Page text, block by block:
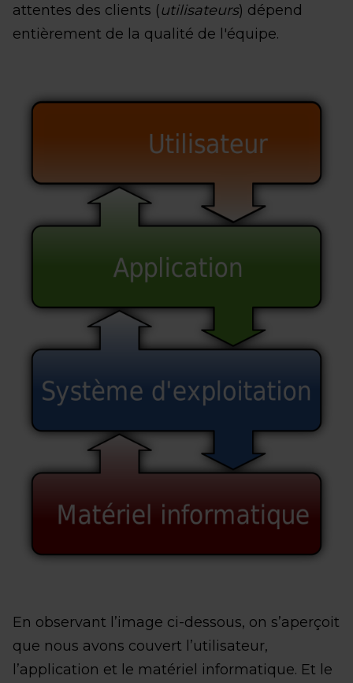
attentes des clients (utilisateurs) dépend
entièrement de la qualité de l'équipe.
En observant l’image ci-dessous, on s’aperçoit
que nous avons couvert l’utilisateur,
l’application et le matériel informatique. Et le